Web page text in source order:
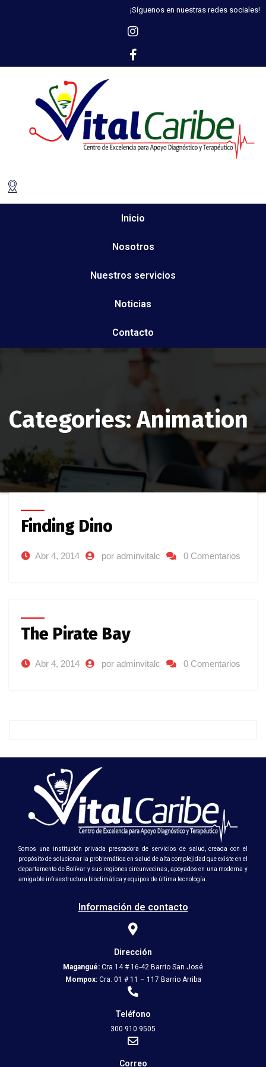
¡Síguenos en nuestras redes sociales!
Inicio
Nosotros
Nuestros servicios
Noticias
Contacto
Categories:Animation
Finding Dino
Abr 4, 2014 por adminvitalc 0 Comentarios
The Pirate Bay
Abr 4, 2014 por adminvitalc 0 Comentarios
Somos una institución privada prestadora de servicios de salud, creada con el
propósito de solucionar la problemática en salud de alta complejidad que existe en el
departamento de Bolívar y sus regiones circunvecinas, apoyados en una moderna y
amigable infraestructura bioclimática y equipos de última tecnología.
Información de contacto
Dirección
Magangué: Cra 14 # 16-42 Barrio San José
Mompox:Cra. 01 # 11 – 117 Barrio Arriba
Teléfono
300 910 9505
Correo